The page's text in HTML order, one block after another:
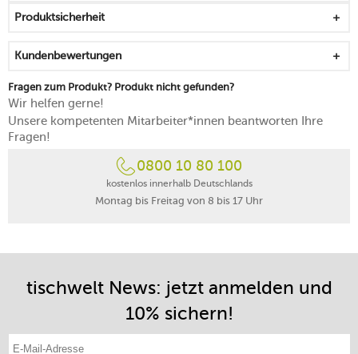
platzieren
zügig abwischen
Produktsicherheit
Kundenbewertungen
Fragen zum Produkt? Produkt nicht gefunden?
Wir helfen gerne!
Unsere kompetenten Mitarbeiter*innen beantworten Ihre
Fragen!
0800 10 80 100
kostenlos innerhalb Deutschlands
Montag bis Freitag von 8 bis 17 Uhr
tischwelt News: jetzt anmelden und
10% sichern!